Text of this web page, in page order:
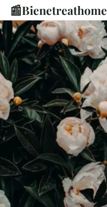
📰Bienetreathome